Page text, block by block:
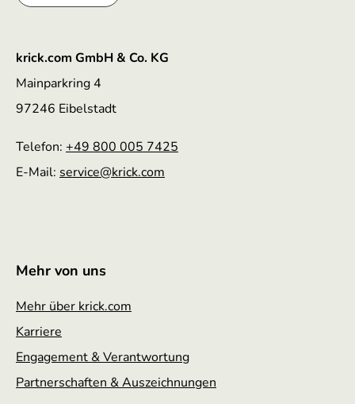
krick.com GmbH & Co. KG
Mainparkring 4
97246 Eibelstadt
Telefon: +49 800 005 7425
E-Mail: service@krick.com
Mehr von uns
Mehr über krick.com
Karriere
Engagement & Verantwortung
Partnerschaften & Auszeichnungen